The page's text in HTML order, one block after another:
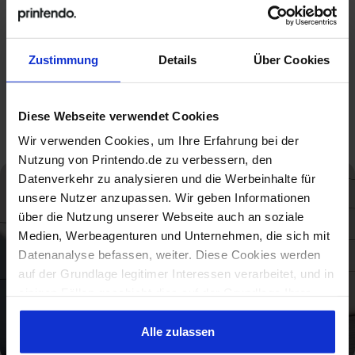
Zustimmung Details Über Cookies
Diese Webseite verwendet Cookies
Wir verwenden Cookies, um Ihre Erfahrung bei der
Nutzung von Printendo.de zu verbessern, den
Datenverkehr zu analysieren und die Werbeinhalte für
unsere Nutzer anzupassen. Wir geben Informationen
über die Nutzung unserer Webseite auch an soziale
Medien, Werbeagenturen und Unternehmen, die sich mit
Datenanalyse befassen, weiter. Diese Cookies werden
auf der Grundlage legitimer Interessen verarbeitet, und in
Zustimmung. Einige Cookies werden von unseren
externen Partnern zur Verfügung gestellt und verarbeitet,
eine Liste davon finden Sie unten. Wenn Sie auf "Alle
Alle zulassen
Messestände oder Servicepunkte. Das leichte Material
ermöglicht einfache Montage und Transport, während
die Grafik klar und farbintensiv bleibt.
Volle Spezifikation